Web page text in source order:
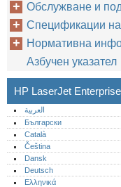
Обслужване и
Спецификации на
Нормативна
Азбучен указател
HP LaserJet
العربية
Български
Català
Čeština
Dansk
Deutsch
Ελληνικά